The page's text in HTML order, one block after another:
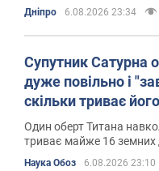
опалювального сезону
Дніпро 6.08.2026 23:34
Супутник Сатурна
дуже повільно і
скільки триває
Один оберт Титана
триває майже 16 земних
Сатурн для частини його
Наука Обоз 6.08.2026 23:10